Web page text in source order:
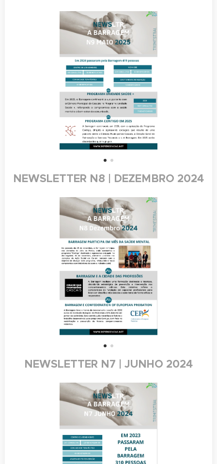
NEWSLETTER N8 | DEZEMBRO 2024
NEWSLETTER N7 | JUNHO 2024